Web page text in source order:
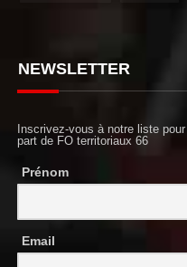
NEWSLETTER
Inscrivez-vous à notre liste
part de FO territoriaux 66
Prénom
Email